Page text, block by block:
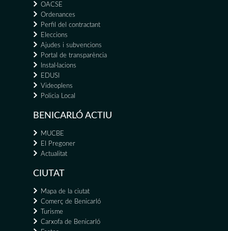
OACSE
Ordenances
Perfil del contractant
Eleccions
Ajudes i subvencions
Portal de transparència
Instal·lacions
EDUSI
Videoplens
Policia Local
BENICARLÓ ACTIU
MUCBE
El Pregoner
Actualitat
CIUTAT
Mapa de la ciutat
Comerç de Benicarló
Turisme
Carxofa de Benicarló